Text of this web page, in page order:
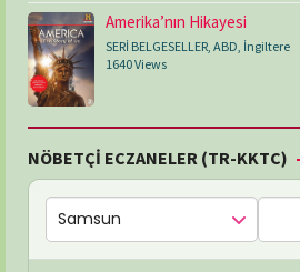
Amerika’nın Hikayesi
SERİ BELGESELLER ABD İngiltere
1640 Views
NÖBETÇİ ECZANELER (TR-KKTC)